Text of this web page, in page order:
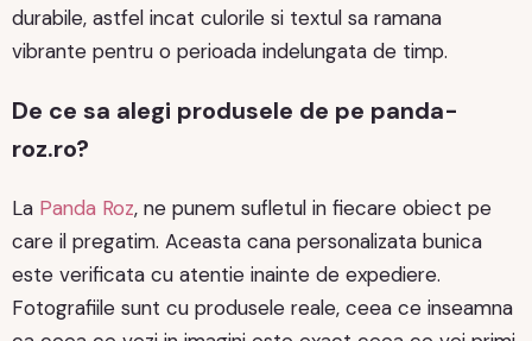
durabile, astfel incat culorile si textul sa ramana
vibrante pentru o perioada indelungata de timp.
De ce sa alegi produsele de pe panda-
roz.ro?
La Panda Roz, ne punem sufletul in fiecare obiect pe
care il pregatim. Aceasta cana personalizata bunica
este verificata cu atentie inainte de expediere.
Fotografiile sunt cu produsele reale, ceea ce inseamna